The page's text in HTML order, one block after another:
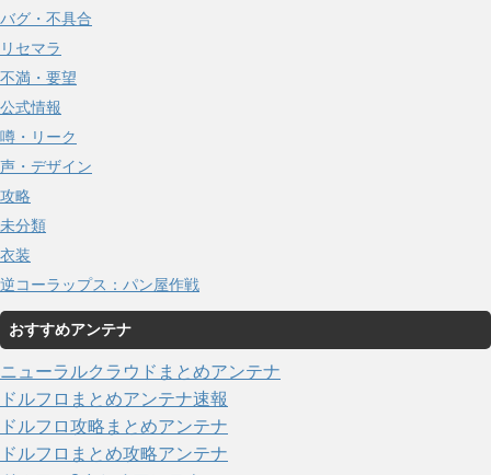
バグ・不具合
リセマラ
不満・要望
公式情報
噂・リーク
声・デザイン
攻略
未分類
衣装
逆コーラップス：パン屋作戦
おすすめアンテナ
ニューラルクラウドまとめアンテナ
ドルフロまとめアンテナ速報
ドルフロ攻略まとめアンテナ
ドルフロまとめ攻略アンテナ